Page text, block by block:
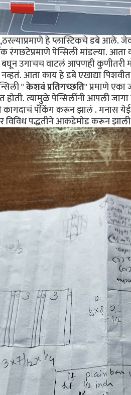
हे प्लास्टिकचे डबे
रंगछटेप्रमाणे पेन्सिली मांडल्या.
बघून उगाचच वाटलं आपणही
आता काय हे डबे एखाद्या
"केशवं प्रतिगच्छति" प्रमाणे एका
होती. त्यामुळे पेन्सिलींनी आपली
कागदाचं पॅकिंग करून झालं . मनास
विविध पद्धतीने आकडेमोड करून